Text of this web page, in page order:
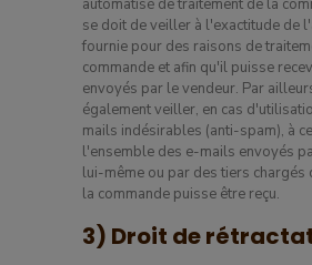
automatisé de traitement de la
se doit de veiller à l'exactitude de
fournie pour des raisons de
commande et afin qu'il puisse
envoyés par le vendeur. Par
également veiller, en cas
mails indésirables (anti-spam), à
l'ensemble des e-mails envoyés
lui-même ou par des tiers chargés
la commande puisse être reçu.
3) Droit de